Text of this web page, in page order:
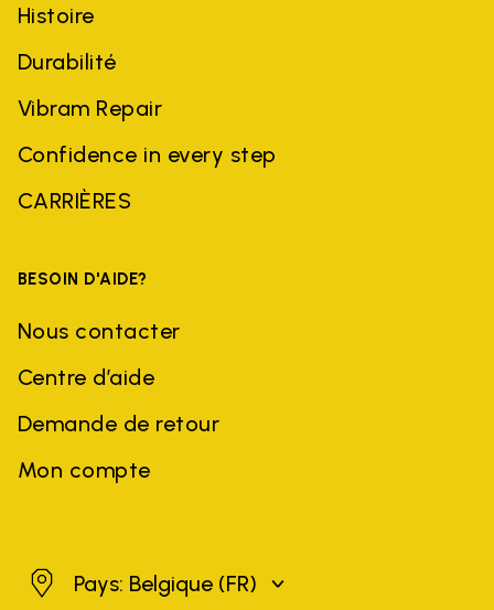
Histoire
Durabilité
Vibram Repair
Confidence in every step
CARRIÈRES
BESOIN D'AIDE?
Nous contacter
Centre d’aide
Demande de retour
Mon compte
BelgiquePays: Belgique (FR)